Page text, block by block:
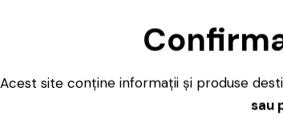
Acest site conține informații și produse
sau